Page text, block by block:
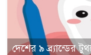
দেশের ৯ ব্র্যান্ডের